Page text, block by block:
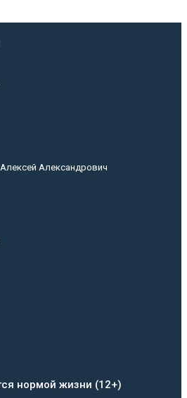
Александрович
нормой жизни (12+)